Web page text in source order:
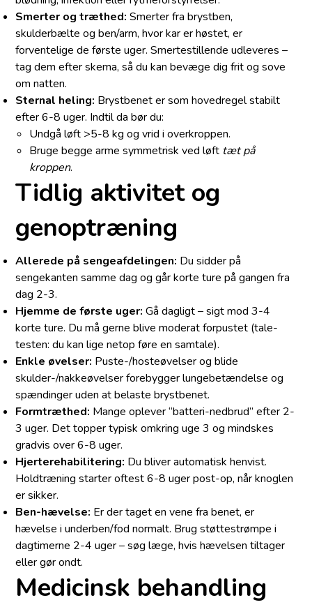
Smerter og træthed: Smerter fra brystben,
skulderbælte og ben/arm, hvor kar er høstet, er
forventelige de første uger. Smertestillende udleveres –
tag dem efter skema, så du kan bevæge dig frit og sove
om natten.
Sternal heling: Brystbenet er som hovedregel stabilt
efter 6-8 uger. Indtil da bør du:
Undgå løft >5-8 kg og vrid i overkroppen.
Bruge begge arme symmetrisk ved løft tæt på
kroppen.
Tidlig aktivitet og
genoptræning
Allerede på sengeafdelingen: Du sidder på
sengekanten samme dag og går korte ture på gangen fra
dag 2-3.
Hjemme de første uger: Gå dagligt – sigt mod 3-4
korte ture. Du må gerne blive moderat forpustet (tale-
testen: du kan lige netop føre en samtale).
Enkle øvelser: Puste-/hosteøvelser og blide
skulder-/nakkeøvelser forebygger lungebetændelse og
spændinger uden at belaste brystbenet.
Formtræthed: Mange oplever “batteri-nedbrud” efter 2-
3 uger. Det topper typisk omkring uge 3 og mindskes
gradvis over 6-8 uger.
Hjerterehabilitering: Du bliver automatisk henvist.
Holdtræning starter oftest 6-8 uger post-op, når knoglen
er sikker.
Ben-hævelse: Er der taget en vene fra benet, er
hævelse i underben/fod normalt. Brug støttestrømpe i
dagtimerne 2-4 uger – søg læge, hvis hævelsen tiltager
eller gør ondt.
Medicinsk behandling